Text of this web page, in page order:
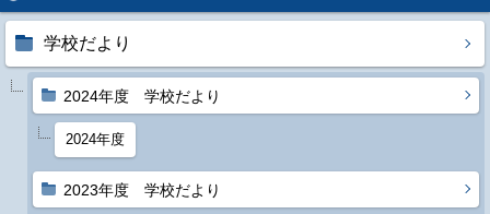
学校だより
2024年度 学校だより
2024年度
2023年度 学校だより